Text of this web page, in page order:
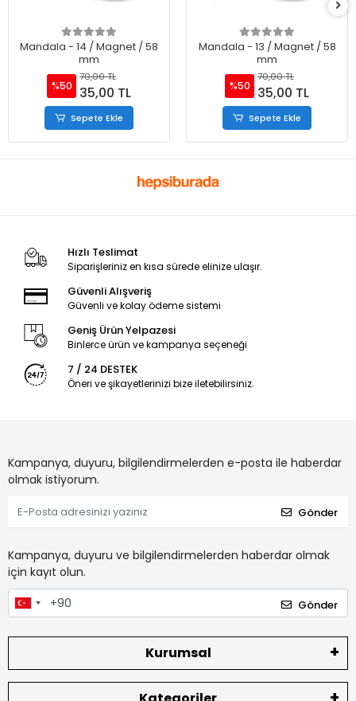
Mandala - 14 / Magnet / 58
mm
%50
70,00 TL
35,00 TL
Sepete Ekle
Mandala - 13 / Magnet / 58
mm
%50
70,00 TL
35,00 TL
Sepete Ekle
Hızlı Teslimat
Siparişleriniz en kısa sürede elinize ulaşır.
Güvenli Alışveriş
Güvenli ve kolay ödeme sistemi
Geniş Ürün Yelpazesi
Binlerce ürün ve kampanya seçeneği
7 / 24 DESTEK
Öneri ve şikayetlerinizi bize iletebilirsiniz.
Kampanya, duyuru, bilgilendirmelerden e-posta ile haberdar
olmak istiyorum.
Gönder
Kampanya, duyuru ve bilgilendirmelerden haberdar olmak
için kayıt olun.
Gönder
Kurumsal